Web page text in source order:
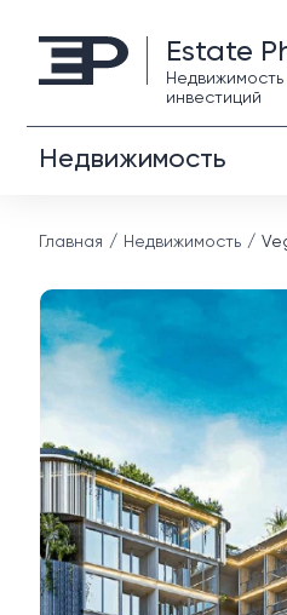
Estate
Недвижимость
инвестиций
Недвижимость
Главная Недвижимость